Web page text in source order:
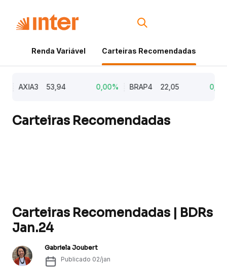
Renda Variável Carteiras Recomendadas
AXIA3 53,94 0,00% BRAP4 22,05 0,00%
Carteiras Recomendadas
Carteiras Recomendadas | BDRs
Jan.24
Gabriela Joubert
Publicado 02/jan